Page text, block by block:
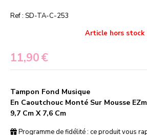
Ref : SD-TA-C-253
11,90€
Article hors stock
Tampon Fond Musique
En Caoutchouc Monté Sur Mousse
9,7 Cm X 7,6 Cm
Programme de fidélité : ce produit vous